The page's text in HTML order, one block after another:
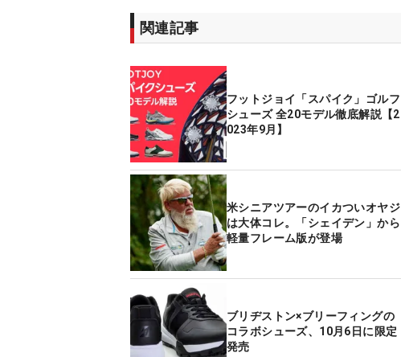
関連記事
フットジョイ「スパイク」ゴルフ
シューズ 全20モデル徹底解説【2
023年9月】
米シニアツアーのイカついオヤジ
は大体コレ。「シェイデン」から
軽量フレーム版が登場
ブリヂストン×ブリーフィングの
コラボシューズ、10月6日に限定
発売